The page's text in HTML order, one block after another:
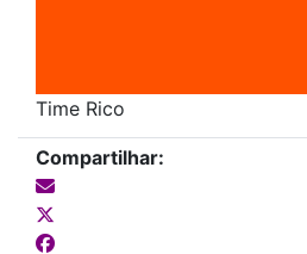
Time Rico
Compartilhar: